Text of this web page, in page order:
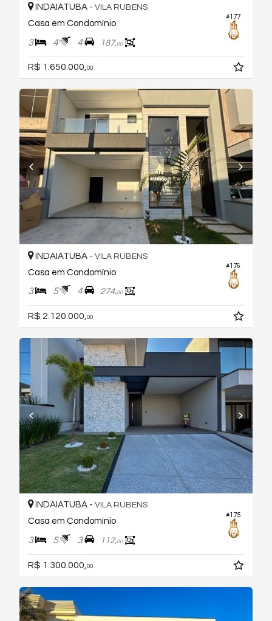
#177
INDAIATUBA - VILA RUBENS
Casa em Condomínio
3 4 4 187,00
R$ 1.650.000,00
#176
INDAIATUBA - VILA RUBENS
Casa em Condomínio
3 5 4 274,00
R$ 2.120.000, 00
#175
INDAIATUBA - VILA RUBENS
Casa em Condomínio
3 5 3 112,00
R$ 1.300.000, 00